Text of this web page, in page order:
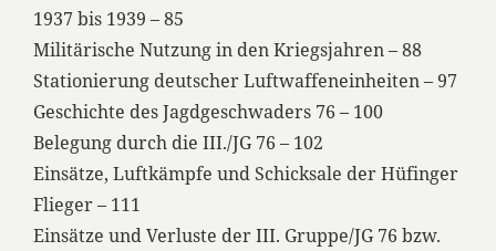
1937 bis 1939 – 85
Militärische Nutzung in den Kriegsjahren – 88
Stationierung deutscher Luftwaffeneinheiten – 97
Geschichte des Jagdgeschwaders 76 – 100
Belegung durch die III./JG 76 – 102
Einsätze, Luftkämpfe und Schicksale der Hüfinger
Flieger – 111
Einsätze und Verluste der III. Gruppe/JG 76 bzw.